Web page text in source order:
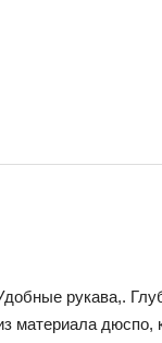
рукава,.
материала дюспо,